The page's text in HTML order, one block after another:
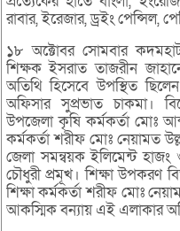
রাবার, ইরেজার, ড্রইং পেন্সিল,
১৮ অক্টোবর সোমবার
শিক্ষক ইসরাত তাজরীন
অতিথি হিসেবে উপস্থিত
অফিসার সুপ্রভাত চাকমা।
উপজেলা কৃষি কর্মকর্তা মোঃ
কর্মকর্তা শরীফ মোঃ নেয়ামত
জেলা সমন্বয়ক ইলিমেন্ট
চৌধুরী প্রমূখ। শিক্ষা উপকরণ
শিক্ষা কর্মকর্তা শরীফ মোঃ
আকস্মিক বন্যায় এই এলাকার